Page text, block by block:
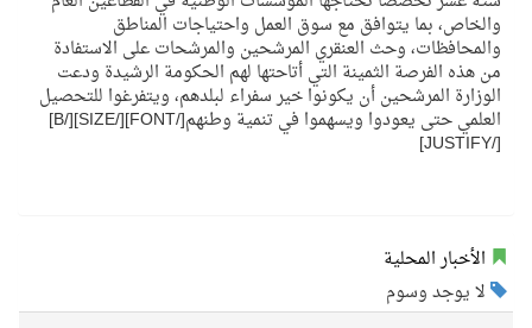
والخاص، بما يتوافق مع سوق العمل واحتياجات المناطق
والمحافظات، وحث العنقري المرشحين والمرشحات على الاستفادة
من هذه الفرصة الثمينة التي أتاحتها لهم الحكومة الرشيدة ودعت
الوزارة المرشحين أن يكونوا خير سفراء لبلدهم، ويتفرغوا للتحصيل
العلمي حتى يعودوا ويسهموا في تنمية وطنهم[/FONT][/SIZE][/B]
[/JUSTIFY]
الأخبار المحلية
لا يوجد وسوم